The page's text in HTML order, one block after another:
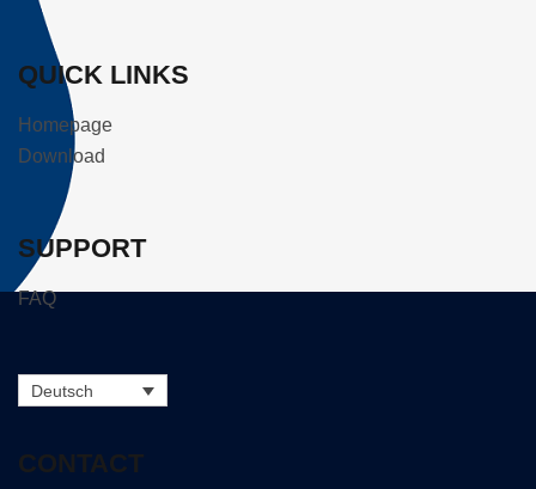
QUICK LINKS
Homepage
Download
SUPPORT
FAQ
Deutsch
CONTACT